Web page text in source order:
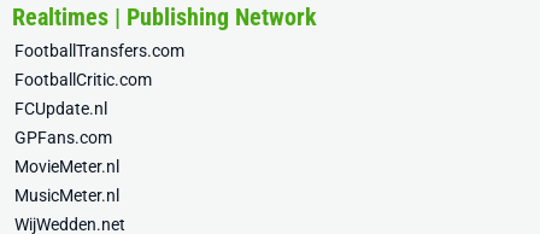
Realtimes | Publishing Network
FootballTransfers.com
FootballCritic.com
FCUpdate.nl
GPFans.com
MovieMeter.nl
MusicMeter.nl
WijWedden.net